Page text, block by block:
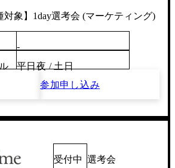
対象】1day選考会 (マーケティング)
-
平日夜 / 土日
参加申し込み
受付中 選考会